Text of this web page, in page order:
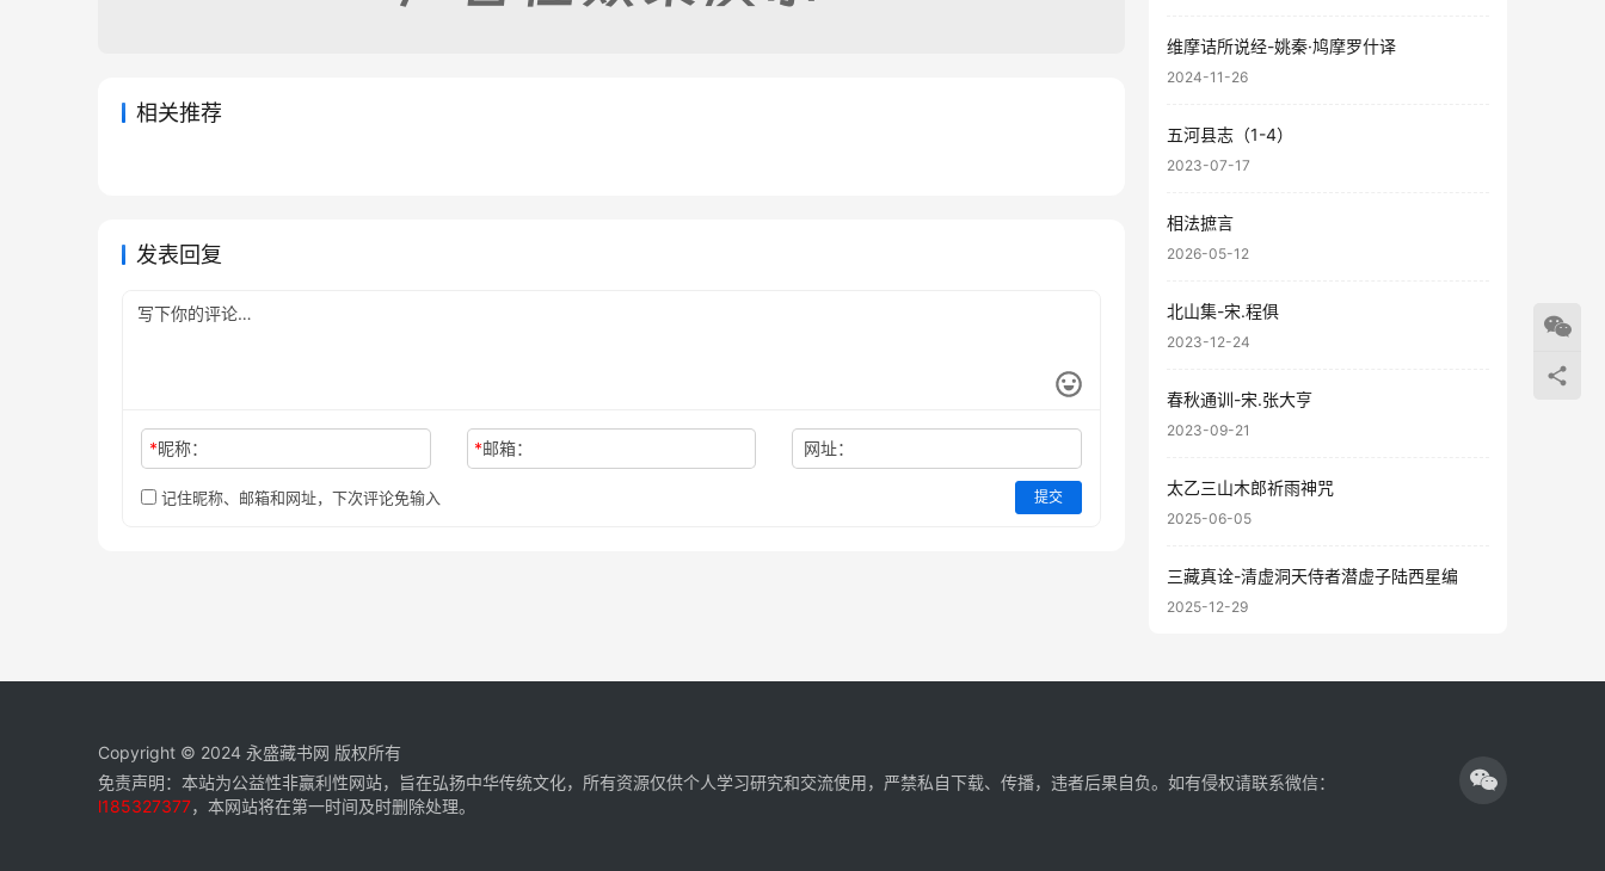
相关推荐
发表回复
*昵称： *邮箱： 网址：
记住昵称、邮箱和网址，下次评论免输入 提交
维摩诘所说经-姚秦·鸠摩罗什译
2024-11-26
五河县志（1-4）
2023-07-17
相法摭言
2026-05-12
北山集-宋.程俱
2023-12-24
春秋通训-宋.张大亨
2023-09-21
太乙三山木郎祈雨神咒
2025-06-05
三藏真诠-清虚洞天侍者潜虚子陆西星编
2025-12-29
Copyright © 2024 永盛藏书网 版权所有
免责声明：本站为公益性非赢利性网站，旨在弘扬中华传统文化，所有资源仅供个人学习研究和交流使用，严禁私自下载、传播，违者后果自负。如有侵权请联系微信：
l185327377，本网站将在第一时间及时删除处理。